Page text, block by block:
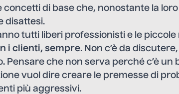
concetti di base che, nonostante la loro
disattesi.
tutti liberi professionisti e le piccole
i clienti, sempre. Non c’è da discutere,
Pensare che non serva perché c’è un
vuol dire creare le premesse di
più aggressivi.